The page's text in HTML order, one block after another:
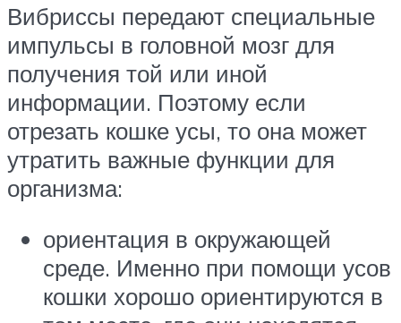
Вибриссы передают специальные
импульсы в головной мозг для
получения той или иной
информации. Поэтому если
отрезать кошке усы, то она может
утратить важные функции для
организма:
ориентация в окружающей
среде. Именно при помощи усов
кошки хорошо ориентируются в